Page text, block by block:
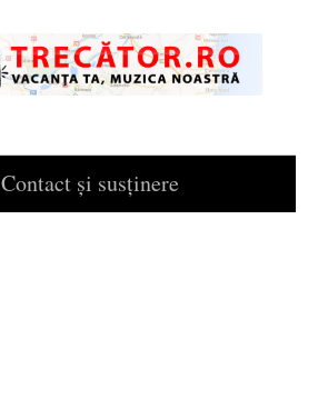
Contact și susținere